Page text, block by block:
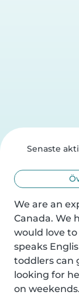
Senaste
We are an
Canada. We
would love
speaks
toddlers can
looking for
on weekends.